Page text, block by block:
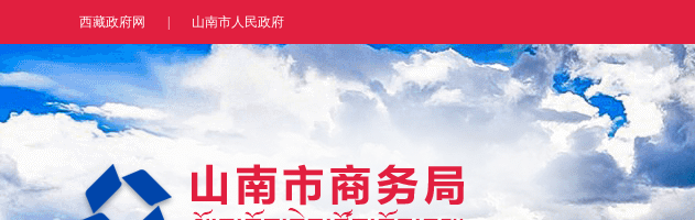
西藏政府网 山南市人民政府